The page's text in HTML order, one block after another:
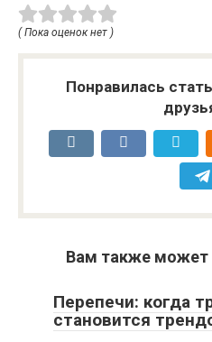
( Пока оценок нет )
Понравилась
Вам также может
Перепечи: когда
становится